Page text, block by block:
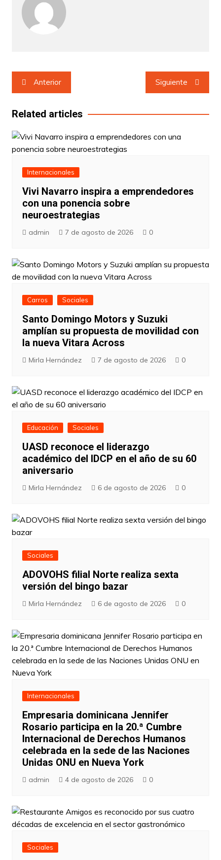
Navegación
de
entradas
Anterior Siguiente
Related articles
Internacionales
Vivi Navarro inspira a emprendedores
con una ponencia sobre
neuroestrategias
admin 7 de agosto de 2026 0
Carros Sociales
Santo Domingo Motors y Suzuki
amplían su propuesta de movilidad con
la nueva Vitara Across
Mirla Hernández 7 de agosto de 2026 0
Educación Sociales
UASD reconoce el liderazgo
académico del IDCP en el año de su 60
aniversario
Mirla Hernández 6 de agosto de 2026 0
Sociales
ADOVOHS filial Norte realiza sexta
versión del bingo bazar
Mirla Hernández 6 de agosto de 2026 0
Internacionales
Empresaria dominicana Jennifer
Rosario participa en la 20.ª Cumbre
Internacional de Derechos Humanos
celebrada en la sede de las Naciones
Unidas ONU en Nueva York
admin 4 de agosto de 2026 0
Sociales